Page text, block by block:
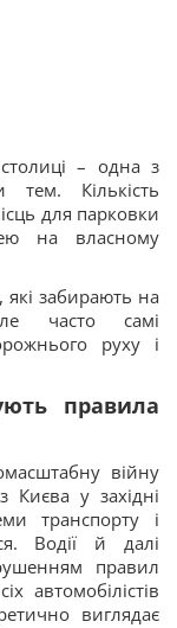
– одна з
тем. Кількість
для парковки
на власному
забирають на
часто самі
руху і
правила
війну
у західні
транспорту і
Водії й далі
правил
автомобілістів
виглядає